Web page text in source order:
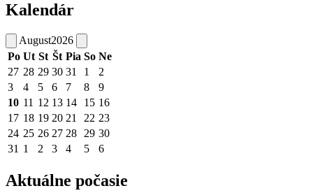
Kalendár
August2026
Po Ut St Št Pia So Ne
27 28 29 30 31 1
2
3
4 5 6 7 8
9
10 11 12 13 14 15 16
17 18 19 20 21 22 23
24 25 26 27 28 29 30
31 1 2 3 4 5 6
Aktuálne počasie